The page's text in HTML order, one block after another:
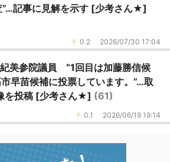
記事に見解を示す [少考さん★]
0.2 2026/07/30 17:04
紀美参院議員 “1回目は加藤勝信候
早苗候補に投票しています。”…取
を投稿 [少考さん★] (61)
0.1 2026/06/19 19:14